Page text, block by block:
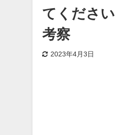
てくださ
考察
2023年4月3日